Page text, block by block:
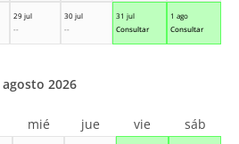
29 jul
--
30 jul
--
31 jul
Consultar
1 ago
Consultar
agosto 2026
mié jue vie sáb